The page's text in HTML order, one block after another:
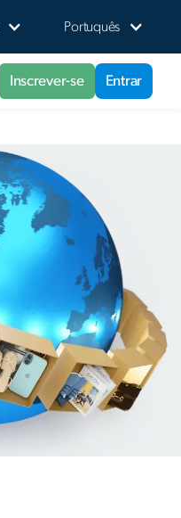
Portuquês
Inscrever-se Entrar